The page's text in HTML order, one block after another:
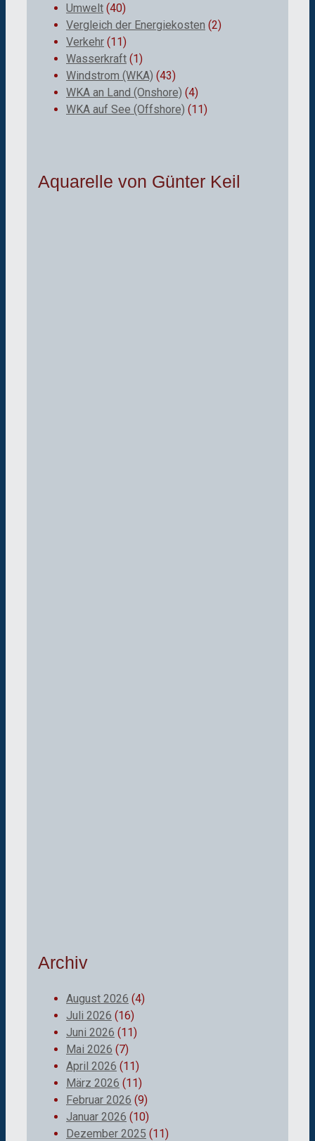
Umwelt (40)
Vergleich der Energiekosten (2)
Verkehr (11)
Wasserkraft (1)
Windstrom (WKA) (43)
WKA an Land (Onshore) (4)
WKA auf See (Offshore) (11)
Aquarelle von Günter Keil
Archiv
August 2026 (4)
Juli 2026 (16)
Juni 2026 (11)
Mai 2026 (7)
April 2026 (11)
März 2026 (11)
Februar 2026 (9)
Januar 2026 (10)
Dezember 2025 (11)